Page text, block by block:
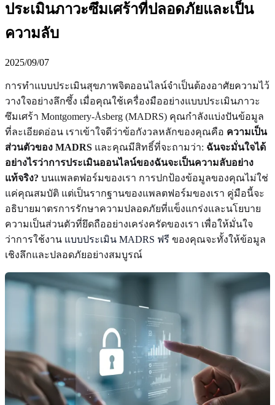
ประเมินภาวะซึมเศร้าที่ปลอดภัยและเป็น
ความลับ
2025/09/07
การทำแบบประเมินสุขภาพจิตออนไลน์จำเป็นต้องอาศัยความไว้
วางใจอย่างลึกซึ้ง เมื่อคุณใช้เครื่องมืออย่างแบบประเมินภาวะ
ซึมเศร้า Montgomery-Åsberg (MADRS) คุณกำลังแบ่งปันข้อมูล
ที่ละเอียดอ่อน เราเข้าใจดีว่าข้อกังวลหลักของคุณคือ ความเป็น
ส่วนตัวของ MADRS และคุณมีสิทธิ์ที่จะถามว่า: ฉันจะมั่นใจได้
อย่างไรว่าการประเมินออนไลน์ของฉันจะเป็นความลับอย่าง
แท้จริง? บนแพลตฟอร์มของเรา การปกป้องข้อมูลของคุณไม่ใช่
แค่คุณสมบัติ แต่เป็นรากฐานของแพลตฟอร์มของเรา คู่มือนี้จะ
อธิบายมาตรการรักษาความปลอดภัยที่แข็งแกร่งและนโยบาย
ความเป็นส่วนตัวที่ยึดถืออย่างเคร่งครัดของเรา เพื่อให้มั่นใจ
ว่าการใช้งาน แบบประเมิน MADRS ฟรี ของคุณจะทั้งให้ข้อมูล
เชิงลึกและปลอดภัยอย่างสมบูรณ์